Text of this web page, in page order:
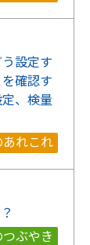
設定す
確認す
、検量
あれこれ
ぶやき